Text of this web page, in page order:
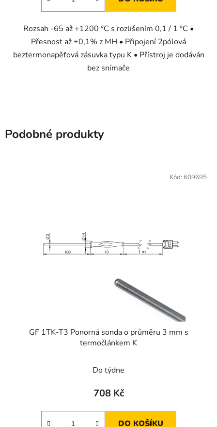
Rozsah -65 až +1200 °C s rozlišením 0,1 / 1 °C •
Přesnost až ±0,1% z MH • Připojení 2pólová
beztermonapěťová zásuvka typu K • Přístroj je dodáván
bez snímače
Podobné produkty
GF 1TK-T3 Ponorná sonda o průměru 3 mm s
termočlánkem K
Do týdne
708 Kč
DO KOŠÍKU
Kód: 609695